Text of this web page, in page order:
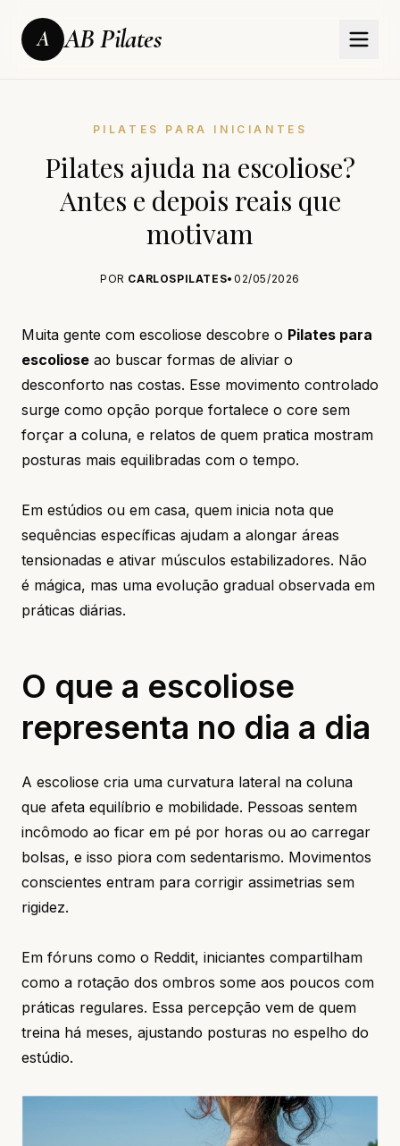
A AB Pilates
PILATES PARA INICIANTES
Pilates ajuda na escoliose?
Antes e depois reais que
motivam
POR CARLOSPILATES• 02/05/2026
Muita gente com escoliose descobre o Pilates para
escoliose ao buscar formas de aliviar o
desconforto nas costas. Esse movimento controlado
surge como opção porque fortalece o core sem
forçar a coluna, e relatos de quem pratica mostram
posturas mais equilibradas com o tempo.
Em estúdios ou em casa, quem inicia nota que
sequências específicas ajudam a alongar áreas
tensionadas e ativar músculos estabilizadores. Não
é mágica, mas uma evolução gradual observada em
práticas diárias.
O que a escoliose
representa no dia a dia
A escoliose cria uma curvatura lateral na coluna
que afeta equilíbrio e mobilidade. Pessoas sentem
incômodo ao ficar em pé por horas ou ao carregar
bolsas, e isso piora com sedentarismo. Movimentos
conscientes entram para corrigir assimetrias sem
rigidez.
Em fóruns como o Reddit, iniciantes compartilham
como a rotação dos ombros some aos poucos com
práticas regulares. Essa percepção vem de quem
treina há meses, ajustando posturas no espelho do
estúdio.